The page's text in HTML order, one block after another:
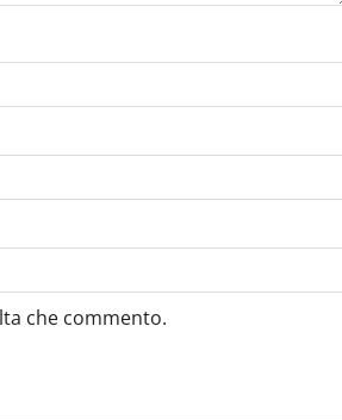
che commento.